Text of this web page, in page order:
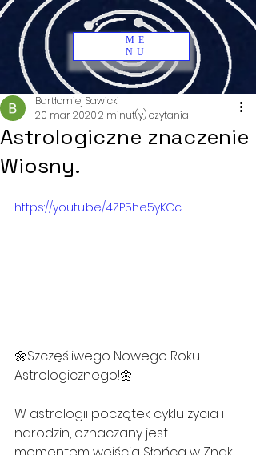
ME
NU
Astrologiczne znaczenie
Wiosny.
Bartłomiej Sawicki
20 mar 20202 minut(y) czytania
https://youtu.be/4ZP5he5yKCc
🌼Szczęśliwego Nowego Roku
Astrologicznego!🌼
W astrologii początek cyklu życia i
narodzin, oznaczany jest